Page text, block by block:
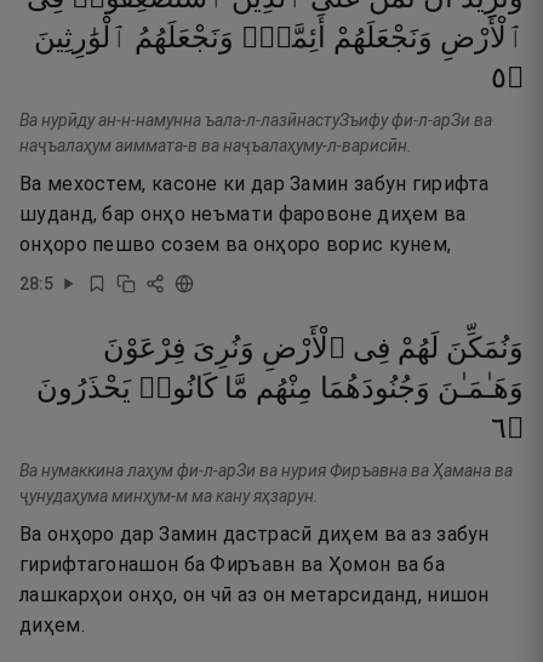
ٱلْأَرْضِ وَنَجْعَلَهُمْ أَئِمَّةًۭ وَنَجْعَلَهُمُ ٱلْوَٰرِثِينَ
۝٥
Ва нурӣду ан-н-намунна ъала-л-лазӣнастуЗъифу фи-л-арЗи ва
наҷъалаҳум аиммата-в ва наҷъалаҳуму-л-варисӣн.
Ва мехостем, касоне ки дар Замин забун гирифта
шуданд, бар онҳо неъмати фаровоне диҳем ва
онҳоро пешво созем ва онҳоро ворис кунем,
28:5
وَنُمَكِّنَ لَهُمْ فِى ٱلْأَرْضِ وَنُرِىَ فِرْعَوْنَ
وَهَـٰمَـٰنَ وَجُنُودَهُمَا مِنْهُم مَّا كَانُوا۟ يَحْذَرُونَ
۝٦
Ва нумаккина лаҳум фи-л-арЗи ва нурия Фиръавна ва Ҳамана ва
ҷунудаҳума минҳум-м ма кану яҳзарун.
Ва онҳоро дар Замин дастрасӣ диҳем ва аз забун
гирифтагонашон ба Фиръавн ва Ҳомон ва ба
лашкарҳои онҳо, он чӣ аз он метарсиданд, нишон
диҳем.